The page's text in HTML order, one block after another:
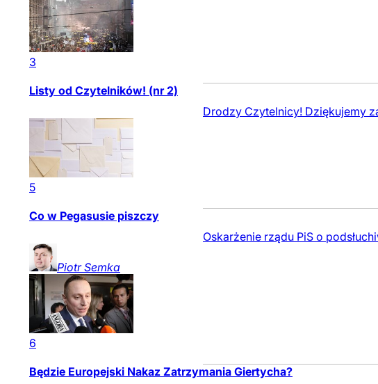
3
Listy od Czytelników! (nr 2)
Drodzy Czytelnicy! Dziękujemy
5
Co w Pegasusie piszczy
Oskarżenie rządu PiS o
Piotr Semka
6
Będzie Europejski Nakaz Zatrzymania Giertycha?